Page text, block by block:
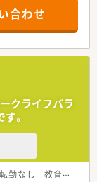
中心で、1日あた
、常時2名から3
担を軽減していま
ており、これまで
で柔軟に決定さ
ッシュ休暇や有
の休みが確保可能
ているため月々
合わせ
クライフバラ
。
転勤なし 教育制度あり